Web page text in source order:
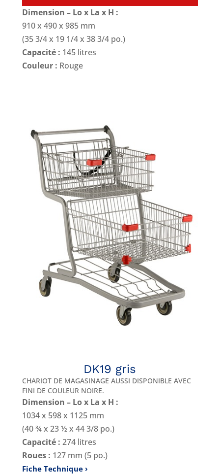
Dimension – Lo x La x H :
910 x 490 x 985 mm
(35 3/4 x 19 1/4 x 38 3/4 po.)
Capacité : 145 litres
Couleur : Rouge
DK19 gris
CHARIOT DE MAGASINAGE AUSSI DISPONIBLE AVEC
FINI DE COULEUR NOIRE.
Dimension – Lo x La x H :
1034 x 598 x 1125 mm
(40 ¾ x 23 ½ x 44 3/8 po.)
Capacité : 274 litres
Roues : 127 mm (5 po.)
Fiche Technique